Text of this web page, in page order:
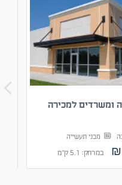
ומשרדים למכירה
מבני תעשייה
במרחק: 5.1 ק"מ